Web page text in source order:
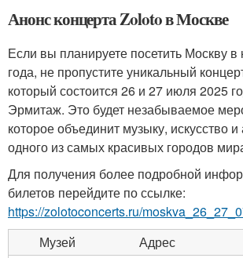
Анонс концерта Zoloto в Москве
Если вы планируете посетить Москву
года, не пропустите уникальный
который состоится 26 и 27 июля 2025
Эрмитаж. Это будет незабываемое
которое объединит музыку, искусство
одного из самых красивых городов
Для получения более подробной
билетов перейдите по ссылке:
https://zolotoconcerts.ru/
Музей
Адрес